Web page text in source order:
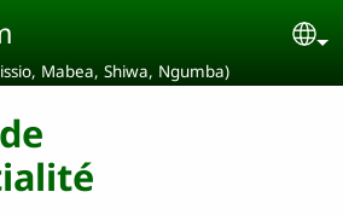
Mabea, Shiwa, Ngumba)